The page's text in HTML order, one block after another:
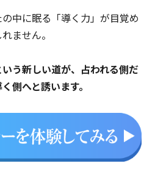
中に眠る「導く力」が目覚め
ません。
いう新しい道が、占われる側だ
側へと誘います。